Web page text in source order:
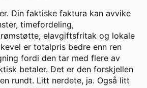
Din faktiske faktura kan avvike
timefordeling,
elavgiftsfritak og lokale
er totalpris bedre enn ren
fordi den tar med flere av
betaler. Det er den forskjellen
rundt. Litt nerdete, ja. Også litt